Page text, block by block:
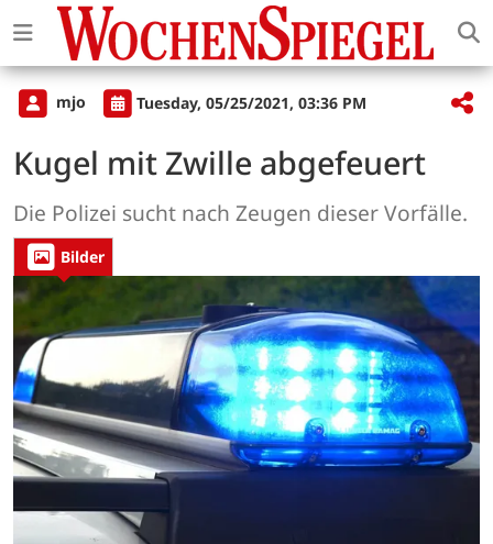
mjo Tuesday, 05/25/2021, 03:36 PM
Kugel mit Zwille abgefeuert
Die Polizei sucht nach Zeugen dieser Vorfälle.
Bilder